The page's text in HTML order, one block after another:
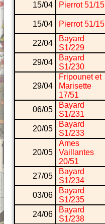
15/04 Pierrot 51/15
15/04 Pierrot 51/15
22/04
Bayard
S1/229
29/04
Bayard
S1/230
29/04
Fripounet et
Marisette
17/51
06/05
Bayard
S1/231
20/05
Bayard
S1/233
20/05
Ames
Vaillantes
20/51
27/05
Bayard
S1/234
03/06
Bayard
S1/235
24/06
Bayard
S1/238